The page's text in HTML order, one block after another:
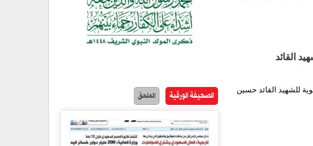
القائد
للشهيد القائد حسين
الصحيفة الورقية الملحق